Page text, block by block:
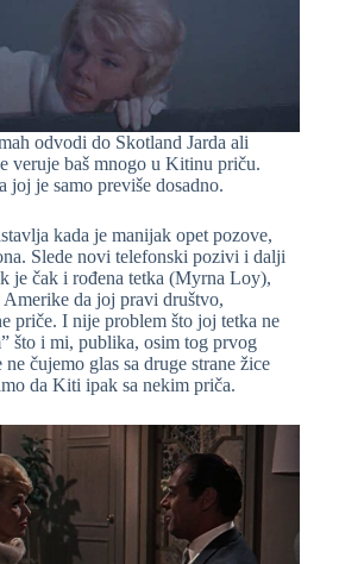
odvodi do Skotland Jarda ali
veruje baš mnogo u Kitinu priču.
joj je samo previše dosadno.
kada je manijak opet pozove,
Slede novi telefonski pozivi i dalji
je čak i rođena tetka (Myrna Loy),
da joj pravi društvo,
priče. I nije problem što joj tetka ne
što i mi, publika, osim tog prvog
čujemo glas sa druge strane žice
da Kiti ipak sa nekim priča.